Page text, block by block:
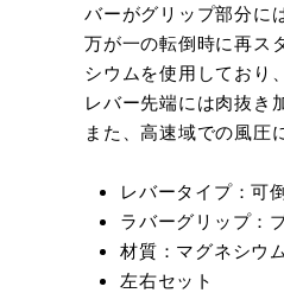
バーがグリップ部分に
万が一の転倒時に再ス
シウムを使用しており
レバー先端には肉抜き
また、高速域での風圧
レバータイプ：可
ラバーグリップ：
材質：マグネシウ
左右セット